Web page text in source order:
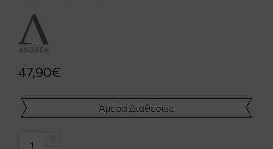
47,90€
Άμεσα Διαθέσιμο